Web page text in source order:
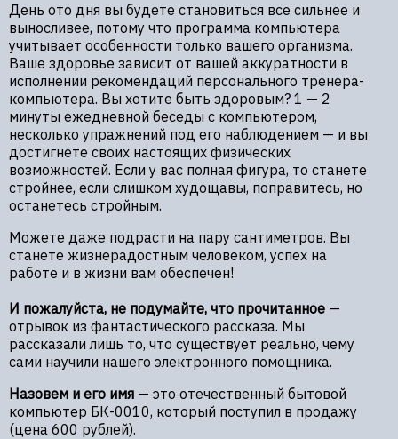
День ото дня вы будете становиться все сильнее и
выносливее, потому что программа компьютера
учитывает особенности только вашего организма.
Ваше здоровье зависит от вашей аккуратности в
исполнении рекомендаций персонального тренера-
компьютера. Вы хотите быть здоровым? 1 — 2
минуты ежедневной беседы с компьютером,
несколько упражнений под его наблюдением — и вы
достигнете своих настоящих физических
возможностей. Если у вас полная фигура, то станете
стройнее, если слишком худощавы, поправитесь, но
останетесь стройным.
Можете даже подрасти на пару сантиметров. Вы
станете жизнерадостным человеком, успех на
работе и в жизни вам обеспечен!
И пожалуйста, не подумайте, что прочитанное —
отрывок из фантастического рассказа. Мы
рассказали лишь то, что существует реально, чему
сами научили нашего электронного помощника.
Назовем и его имя — это отечественный бытовой
компьютер БК-0010, который поступил в продажу
(цена 600 рублей).